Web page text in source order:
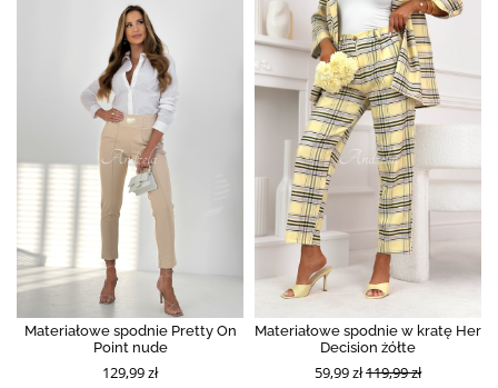
Materiałowe spodnie Pretty On
Point nude
129,99 zł
Materiałowe spodnie w kratę Her
Decision żółte
59,99 zł119,99 zł